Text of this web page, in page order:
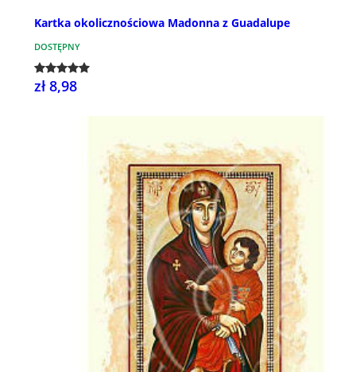
Kartka okolicznościowa Madonna z Guadalupe
DOSTĘPNY
zł 8,98